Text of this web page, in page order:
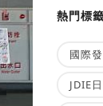
熱門標籤
國際
JDIE